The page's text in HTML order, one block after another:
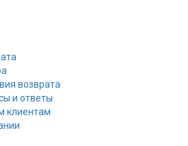
возврата
и ответы
клиентам